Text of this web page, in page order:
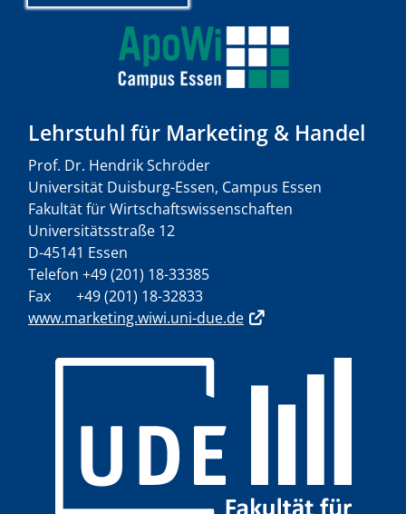
Lehrstuhl für Marketing & Handel
Prof. Dr. Hendrik Schröder
Universität Duisburg-Essen, Campus Essen
Fakultät für Wirtschaftswissenschaften
Universitätsstraße 12
D-45141 Essen
Telefon +49 (201) 18-33385
Fax +49 (201) 18-32833
www.marketing.wiwi.uni-due.de